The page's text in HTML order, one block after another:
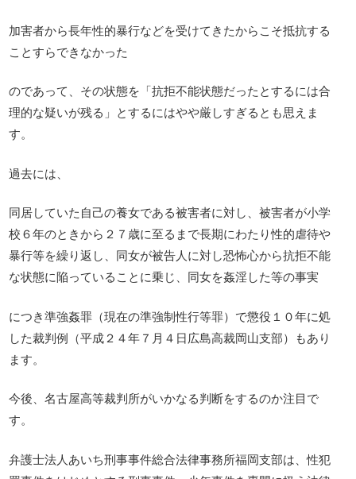
加害者から長年性的暴行などを受けてきたからこそ抵抗する
ことすらできなかった
のであって、その状態を「抗拒不能状態だったとするには合
理的な疑いが残る」とするにはやや厳しすぎるとも思えま
す。
過去には、
同居していた自己の養女である被害者に対し、被害者が小学
校６年のときから２７歳に至るまで長期にわたり性的虐待や
暴行等を繰り返し、同女が被告人に対し恐怖心から抗拒不能
な状態に陥っていることに乗じ、同女を姦淫した等の事実
につき準強姦罪（現在の準強制性行等罪）で懲役１０年に処
した裁判例（平成２４年７月４日広島高裁岡山支部）もあり
ます。
今後、名古屋高等裁判所がいかなる判断をするのか注目で
す。
弁護士法人あいち刑事事件総合法律事務所福岡支部は、性犯